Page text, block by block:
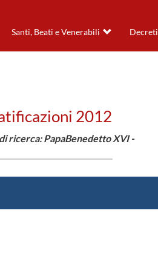
Santi, Beati e Venerabili Decreti
2012
ricerca: PapaBenedetto XVI -